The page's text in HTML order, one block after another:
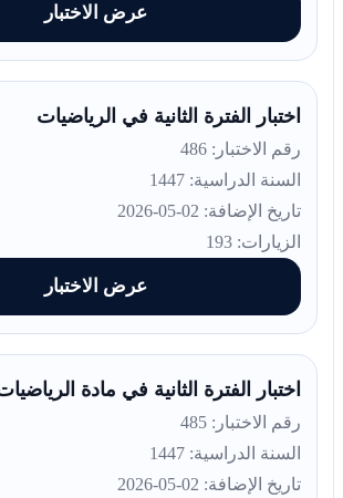
عرض الاختبار
اختبار الفترة الثانية في الرياضيات
رقم الاختبار: 486
السنة الدراسية: 1447
تاريخ الإضافة: 02-05-2026
الزيارات: 193
عرض الاختبار
اختبار الفترة الثانية في مادة الرياضيات
رقم الاختبار: 485
السنة الدراسية: 1447
تاريخ الإضافة: 02-05-2026